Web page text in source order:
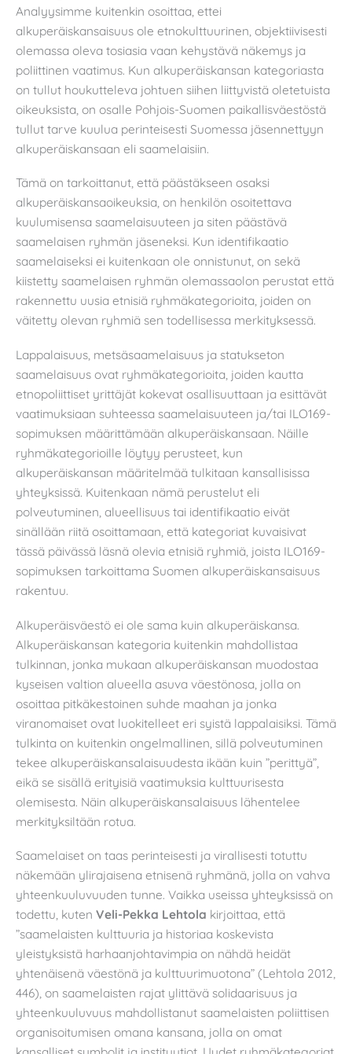
Analyysimme kuitenkin osoittaa, ettei
alkuperäiskansaisuus ole etnokulttuurinen, objektiivisesti
olemassa oleva tosiasia vaan kehystävä näkemys ja
poliittinen vaatimus. Kun alkuperäiskansan kategoriasta
on tullut houkutteleva johtuen siihen liittyvistä oletetuista
oikeuksista, on osalle Pohjois-Suomen paikallisväestöstä
tullut tarve kuulua perinteisesti Suomessa jäsennettyyn
alkuperäiskansaan eli saamelaisiin.
Tämä on tarkoittanut, että päästäkseen osaksi
alkuperäiskansaoikeuksia, on henkilön osoitettava
kuulumisensa saamelaisuuteen ja siten päästävä
saamelaisen ryhmän jäseneksi. Kun identifikaatio
saamelaiseksi ei kuitenkaan ole onnistunut, on sekä
kiistetty saamelaisen ryhmän olemassaolon perustat että
rakennettu uusia etnisiä ryhmäkategorioita, joiden on
väitetty olevan ryhmiä sen todellisessa merkityksessä.
Lappalaisuus, metsäsaamelaisuus ja statukseton
saamelaisuus ovat ryhmäkategorioita, joiden kautta
etnopoliittiset yrittäjät kokevat osallisuuttaan ja esittävät
vaatimuksiaan suhteessa saamelaisuuteen ja/tai ILO169-
sopimuksen määrittämään alkuperäiskansaan. Näille
ryhmäkategorioille löytyy perusteet, kun
alkuperäiskansan määritelmää tulkitaan kansallisissa
yhteyksissä. Kuitenkaan nämä perustelut eli
polveutuminen, alueellisuus tai identifikaatio eivät
sinällään riitä osoittamaan, että kategoriat kuvaisivat
tässä päivässä läsnä olevia etnisiä ryhmiä, joista ILO169-
sopimuksen tarkoittama Suomen alkuperäiskansaisuus
rakentuu.
Alkuperäisväestö ei ole sama kuin alkuperäiskansa.
Alkuperäiskansan kategoria kuitenkin mahdollistaa
tulkinnan, jonka mukaan alkuperäiskansan muodostaa
kyseisen valtion alueella asuva väestönosa, jolla on
osoittaa pitkäkestoinen suhde maahan ja jonka
viranomaiset ovat luokitelleet eri syistä lappalaisiksi. Tämä
tulkinta on kuitenkin ongelmallinen, sillä polveutuminen
tekee alkuperäiskansalaisuudesta ikään kuin ”perittyä”,
eikä se sisällä erityisiä vaatimuksia kulttuurisesta
olemisesta. Näin alkuperäiskansalaisuus lähentelee
merkityksiltään rotua.
Saamelaiset on taas perinteisesti ja virallisesti totuttu
näkemään ylirajaisena etnisenä ryhmänä, jolla on vahva
yhteenkuuluvuuden tunne. Vaikka useissa yhteyksissä on
todettu, kuten Veli-Pekka Lehtola kirjoittaa, että
”saamelaisten kulttuuria ja historiaa koskevista
yleistyksistä harhaanjohtavimpia on nähdä heidät
yhtenäisenä väestönä ja kulttuurimuotona” (Lehtola 2012,
446), on saamelaisten rajat ylittävä solidaarisuus ja
yhteenkuuluvuus mahdollistanut saamelaisten poliittisen
organisoitumisen omana kansana, jolla on omat